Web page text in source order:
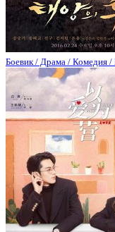
Боевик / Драма / Комедия